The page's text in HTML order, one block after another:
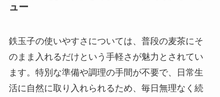
ュー
鉄玉子の使いやすさについては、普段の麦茶にそ
のまま入れるだけという手軽さが魅力とされてい
ます。特別な準備や調理の手間が不要で、日常生
活に自然に取り入れられるため、毎日無理なく続